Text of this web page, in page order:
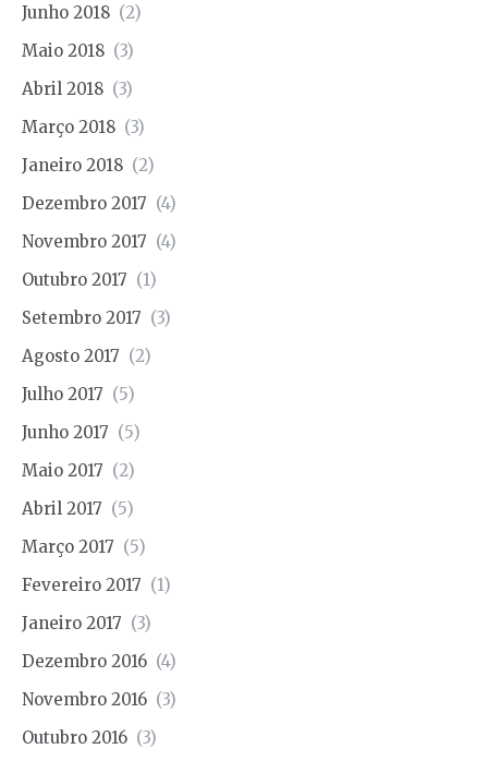
Junho 2018 (2)
Maio 2018 (3)
Abril 2018 (3)
Março 2018 (3)
Janeiro 2018 (2)
Dezembro 2017 (4)
Novembro 2017 (4)
Outubro 2017 (1)
Setembro 2017 (3)
Agosto 2017 (2)
Julho 2017 (5)
Junho 2017 (5)
Maio 2017 (2)
Abril 2017 (5)
Março 2017 (5)
Fevereiro 2017 (1)
Janeiro 2017 (3)
Dezembro 2016 (4)
Novembro 2016 (3)
Outubro 2016 (3)